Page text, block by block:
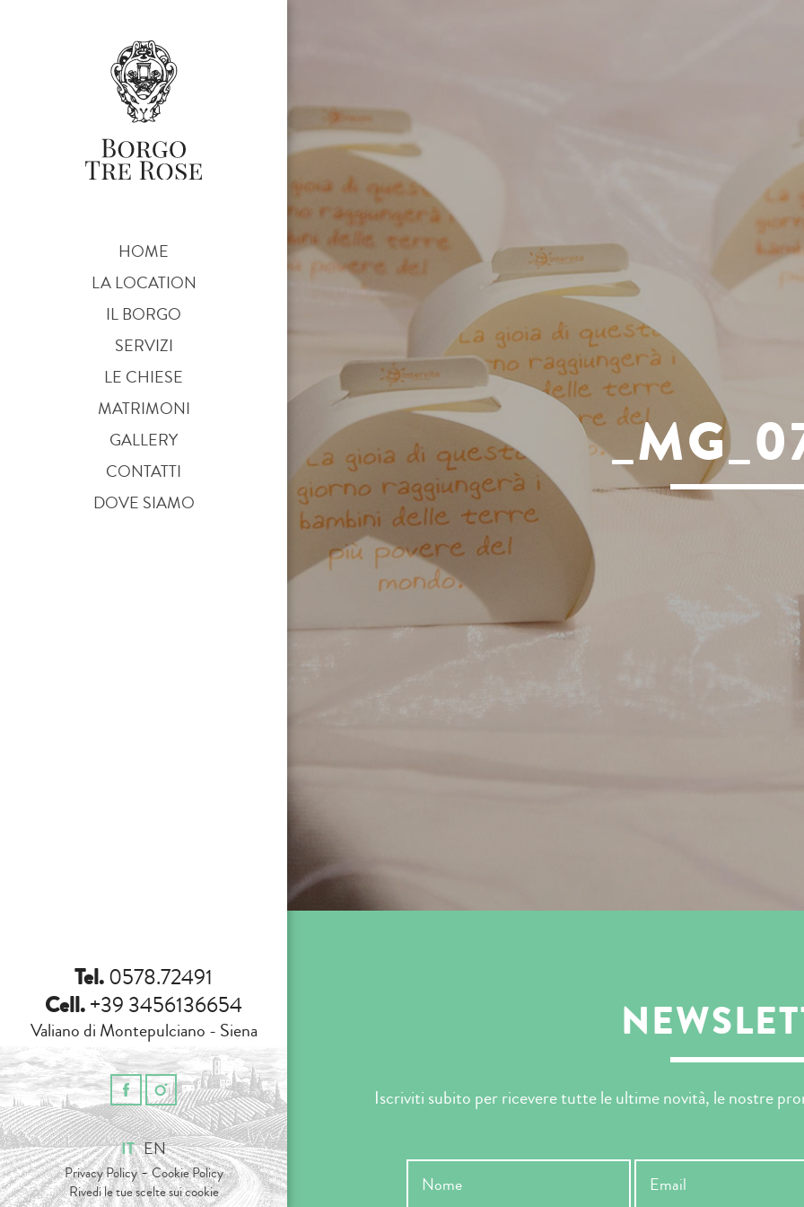
HOME
LA LOCATION
IL BORGO
SERVIZI
LE CHIESE
MATRIMONI
GALLERY
CONTATTI
DOVE SIAMO
Tel.0578.72491
Cell.+39 3456136654
Valiano di Montepulciano - Siena
IT EN
Privacy Policy-Cookie Policy
Rivedi le tue scelte sui cookie
Iscriviti subito per ricevere tutte le ultime novità, le nostre